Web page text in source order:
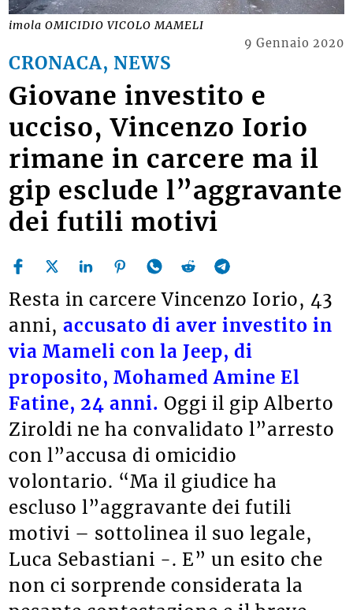
imola OMICIDIO VICOLO MAMELI
CRONACA, NEWS
9 Gennaio 2020
Giovane investito e
ucciso, Vincenzo Iorio
rimane in carcere ma il
gip esclude l”aggravante
dei futili motivi
Resta in carcere Vincenzo Iorio, 43
anni,accusato di aver investito in
via Mameli con la Jeep, di
proposito, Mohamed Amine El
Fatine, 24 anni. Oggi il gip Alberto
Ziroldi ne ha convalidato l”arresto
con l”accusa di omicidio
volontario. “Ma il giudice ha
escluso l”aggravante dei futili
motivi – sottolinea il suo legale,
Luca Sebastiani -. E” un esito che
non ci sorprende considerata la